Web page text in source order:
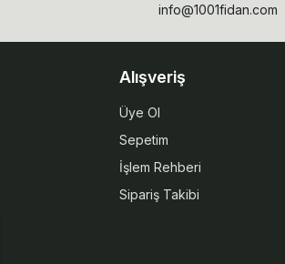
info@1001fidan.com
Alışveriş
Üye Ol
Sepetim
İşlem Rehberi
Sipariş Takibi